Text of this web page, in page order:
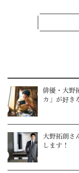
俳優・大野
カ」が好き
大野拓朗さ
します！